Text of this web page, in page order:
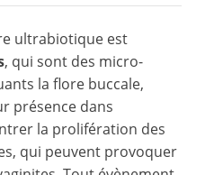
ultrabiotique est
, qui sont des micro-
la flore buccale,
présence dans
la prolifération des
qui peuvent provoquer